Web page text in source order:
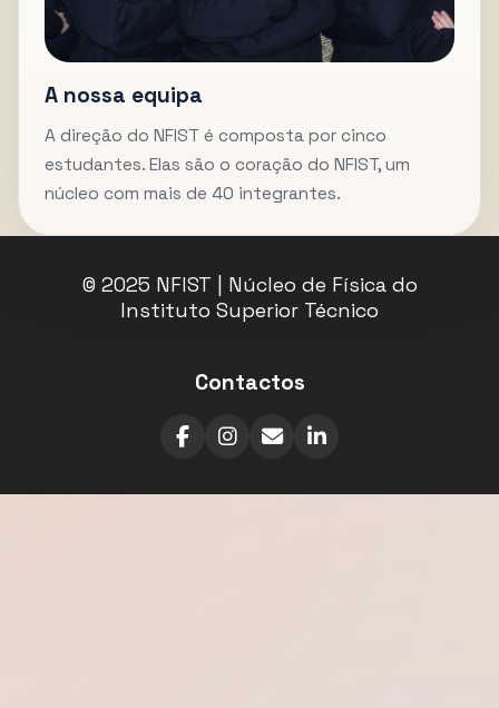
A nossa equipa
A direção do NFIST é composta por cinco
estudantes. Elas são o coração do NFIST, um
núcleo com mais de 40 integrantes.
© 2025 NFIST | Núcleo de Física do
Instituto Superior Técnico
Contactos